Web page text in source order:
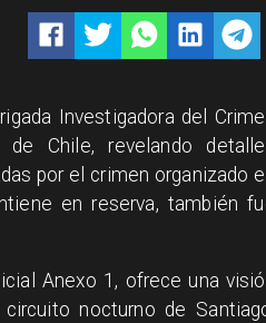
Investigadora del
Chile, revelando
por el crimen organizado
en reserva, también
Anexo 1, ofrece una
nocturno de